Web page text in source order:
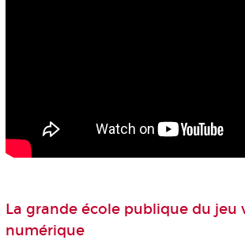
La grande école publique du jeu
numérique